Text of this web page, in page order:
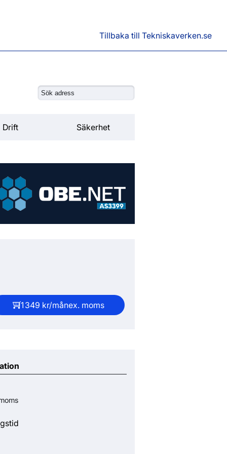
Tillbaka till Tekniskaverken.se
Drift Säkerhet
1 349 kr/månex. moms